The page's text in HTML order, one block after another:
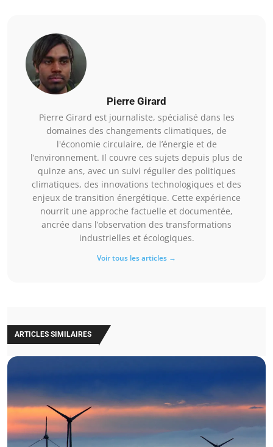
Pierre Girard
Pierre Girard est journaliste, spécialisé dans les
domaines des changements climatiques, de
l'économie circulaire, de l’énergie et de
l’environnement. Il couvre ces sujets depuis plus de
quinze ans, avec un suivi régulier des politiques
climatiques, des innovations technologiques et des
enjeux de transition énergétique. Cette expérience
nourrit une approche factuelle et documentée,
ancrée dans l’observation des transformations
industrielles et écologiques.
Voir tous les articles →
ARTICLES SIMILAIRES